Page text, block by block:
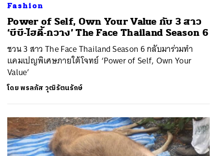
Fashion
Power of Self, Own Your Value กับ 3 สาว
‘บีบี-ไฮดี้-กวาง’ The Face Thailand Season 6
ชวน 3 สาว The Face Thailand Season 6 กลับมาร่วมทำ
แคมเปญพิเศษภายใต้โจทย์ ‘Power of Self, Own Your
Value’
โดยพรลภัส วุฒิรัตนรักษ์
ค้นหา
SHARE TWEET LINE EMAIL